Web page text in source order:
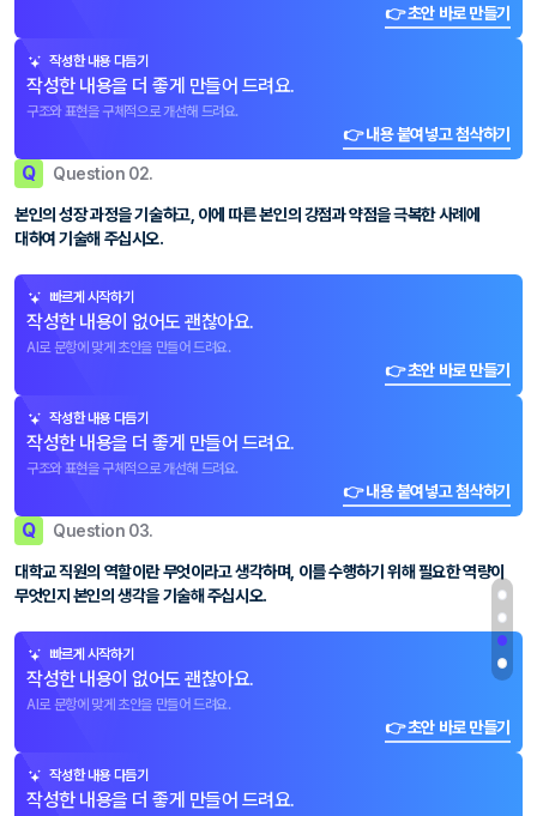
👉 초안 바로 만들기
작성한 내용 다듬기
작성한 내용을 더 좋게 만들어 드려요.
구조와 표현을 구체적으로 개선해 드려요.
👉 내용 붙여넣고 첨삭하기
Q Question 02.
본인의 성장 과정을 기술하고, 이에 따른 본인의 강점과 약점을 극복한 사례에
대하여 기술해 주십시오.
빠르게 시작하기
작성한 내용이 없어도 괜찮아요.
AI로 문항에 맞게 초안을 만들어 드려요.
👉 초안 바로 만들기
작성한 내용 다듬기
작성한 내용을 더 좋게 만들어 드려요.
구조와 표현을 구체적으로 개선해 드려요.
👉 내용 붙여넣고 첨삭하기
Q Question 03.
대학교 직원의 역할이란 무엇이라고 생각하며, 이를 수행하기 위해 필요한 역량이
무엇인지 본인의 생각을 기술해 주십시오.
빠르게 시작하기
작성한 내용이 없어도 괜찮아요.
AI로 문항에 맞게 초안을 만들어 드려요.
👉 초안 바로 만들기
작성한 내용 다듬기
작성한 내용을 더 좋게 만들어 드려요.